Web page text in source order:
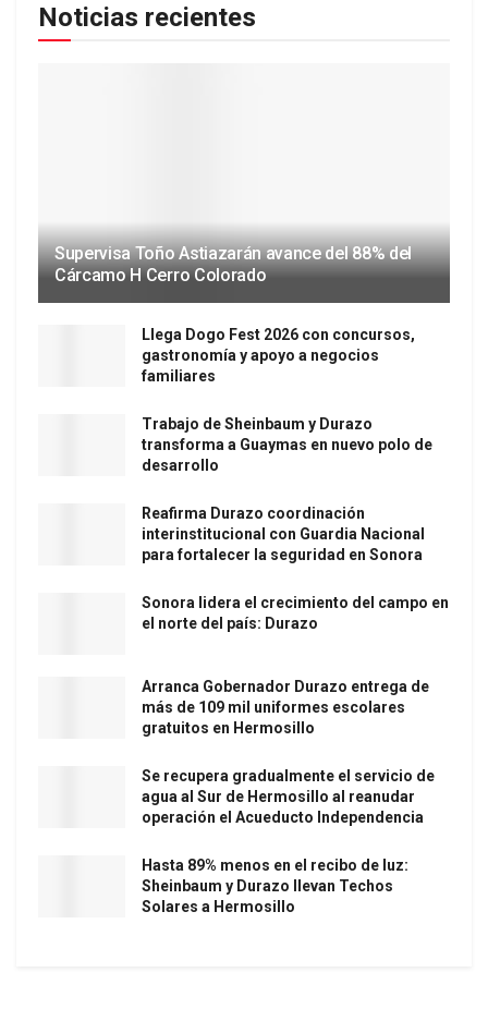
Noticias recientes
Supervisa Toño Astiazarán avance del 88% del
Cárcamo H Cerro Colorado
Llega Dogo Fest 2026 con concursos,
gastronomía y apoyo a negocios
familiares
Trabajo de Sheinbaum y Durazo
transforma a Guaymas en nuevo polo de
desarrollo
Reafirma Durazo coordinación
interinstitucional con Guardia Nacional
para fortalecer la seguridad en Sonora
Sonora lidera el crecimiento del campo en
el norte del país: Durazo
Arranca Gobernador Durazo entrega de
más de 109 mil uniformes escolares
gratuitos en Hermosillo
Se recupera gradualmente el servicio de
agua al Sur de Hermosillo al reanudar
operación el Acueducto Independencia
Hasta 89% menos en el recibo de luz:
Sheinbaum y Durazo llevan Techos
Solares a Hermosillo